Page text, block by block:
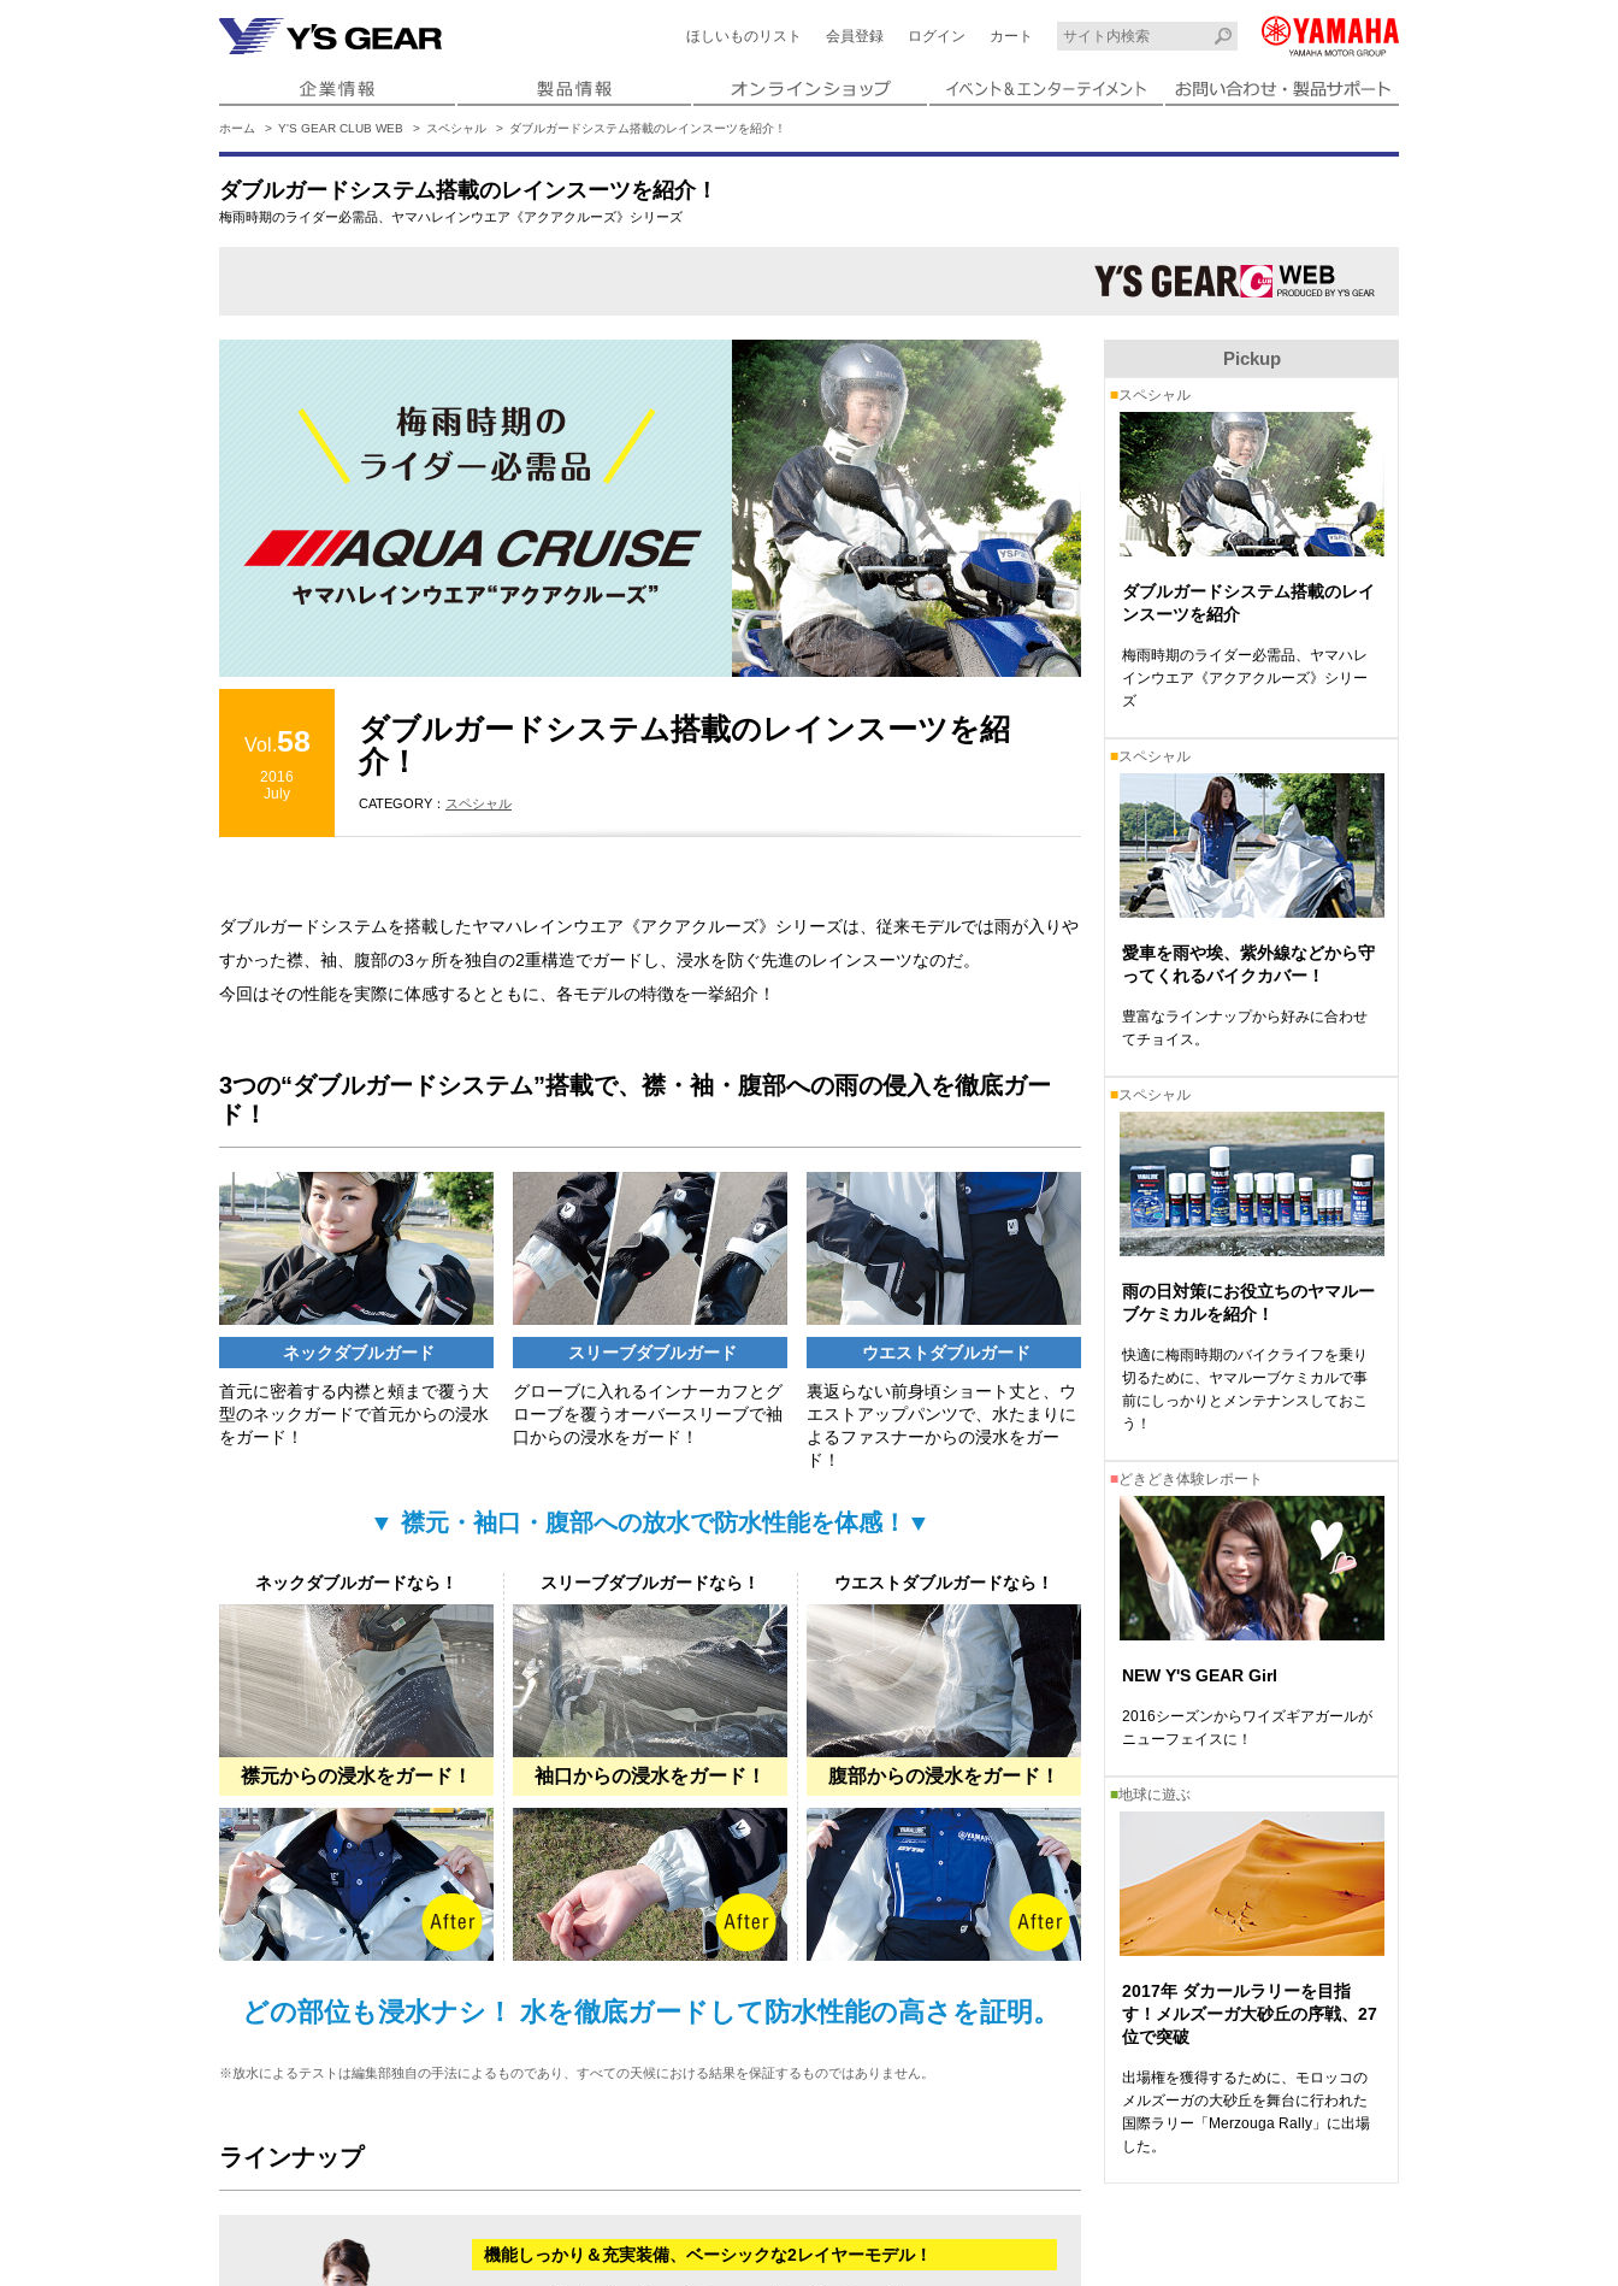
ほしいもの リスト 会員登録 ログイン カート
ホーム Y'S GEAR CLUB WEB スペシャル ダブルガードシステム搭載のレインスーツを紹介！
ダブルガードシステム搭載のレインスーツを紹介！
梅雨時期のライダー必需品、ヤマハレインウエア《アクアクルーズ》シリーズ
Vol.58
2016
July
ダブルガードシステム搭載のレインスーツを紹
介！
CATEGORY： スペシャル
ダブルガードシステムを搭載したヤマハレインウエア《アクアクルーズ》シリーズは、従来モデルでは雨が入りや
すかった襟、袖、腹部の3ヶ所を独自の2重構造でガードし、浸水を防ぐ先進のレインスーツなのだ。
今回はその性能を実際に体感するとともに、各モデルの特徴を一挙紹介！
3つの“ダブルガードシステム”搭載で、襟・袖・腹部への雨の侵入を徹底ガー
ド！
ネックダブルガード
首元に密着する内襟と頰まで覆う大
型のネックガードで首元からの浸水
をガード！
スリーブダブルガード
グローブに入れるインナーカフとグ
ローブを覆うオーバースリーブで袖
口からの浸水をガード！
ウエストダブルガード
裏返らない前身頃ショート丈と、ウ
エストアップパンツで、水たまりに
よるファスナーからの浸水をガー
ド！
▼ 襟元・袖口・腹部への放水で防水性能を体感！▼
ネックダブルガードなら！
襟元からの浸水をガード！
スリーブダブルガードなら！
袖口からの浸水をガード！
ウエストダブルガードなら！
腹部からの浸水をガード！
どの部位も浸水ナシ！ 水を徹底ガードして防水性能の高さを証明。
※放水によるテストは編集部独自の手法によるものであり、すべての天候における結果を保証するものではありません。
ラインナップ
機能しっかり＆充実装備、ベーシックな2レイヤーモデル！
Pickup
■スペシャル
ダブルガードシステム搭載のレイ
ンスーツを紹介
梅雨時期のライダー必需品、ヤマハレ
インウエア《アクアクルーズ》シリー
ズ
■スペシャル
愛車を雨や埃、紫外線などから守
ってくれるバイクカバー！
豊富なラインナップから好みに合わせ
てチョイス。
■スペシャル
雨の日対策にお役立ちのヤマルー
ブケミカルを紹介！
快適に梅雨時期のバイクライフを乗り
切るために、ヤマルーブケミカルで事
前にしっかりとメンテナンスしておこ
う！
■どきどき体験レポート
NEW Y'S GEAR Girl
2016シーズンからワイズギアガールが
ニューフェイスに！
■地球に遊ぶ
2017年 ダカールラリーを目指
す！メルズーガ大砂丘の序戦、27
位で突破
出場権を獲得するために、モロッコの
メルズーガの大砂丘を舞台に行われた
国際ラリー「Merzouga Rally」に出場
した。